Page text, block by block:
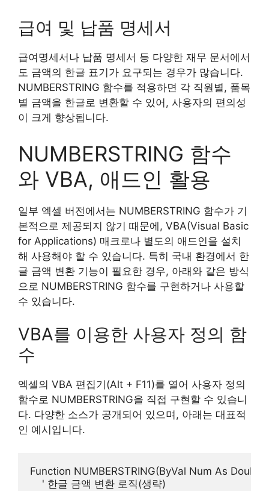
급여 및 납품 명세서
급여명세서나 납품 명세서 등 다양한 재무 문서에서
도 금액의 한글 표기가 요구되는 경우가 많습니다.
NUMBERSTRING 함수를 적용하면 각 직원별, 품목
별 금액을 한글로 변환할 수 있어, 사용자의 편의성
이 크게 향상됩니다.
NUMBERSTRING 함수
와 VBA, 애드인 활용
일부 엑셀 버전에서는 NUMBERSTRING 함수가 기
본적으로 제공되지 않기 때문에, VBA(Visual Basic
for Applications) 매크로나 별도의 애드인을 설치
해 사용해야 할 수 있습니다. 특히 국내 환경에서 한
글 금액 변환 기능이 필요한 경우, 아래와 같은 방식
으로 NUMBERSTRING 함수를 구현하거나 사용할
수 있습니다.
VBA를 이용한 사용자 정의 함
수
엑셀의 VBA 편집기(Alt + F11)를 열어 사용자 정의
함수로 NUMBERSTRING을 직접 구현할 수 있습니
다. 다양한 소스가 공개되어 있으며, 아래는 대표적
인 예시입니다.
Function NUMBERSTRING(ByVal Num As
    ' 한글 금액 변환 로직(생략)